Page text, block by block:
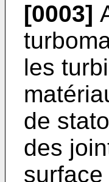
[0003]
les
de
des